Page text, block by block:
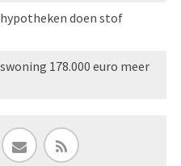
doen stof
178.000 euro meer